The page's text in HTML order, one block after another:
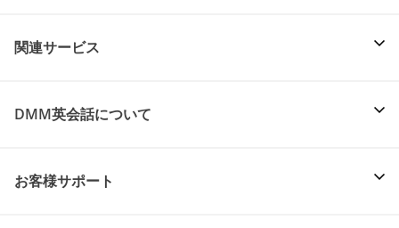
関連サービス
DMM英会話について
お客様サポート